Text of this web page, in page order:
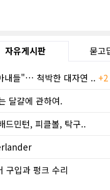
자유게시판 묻고
내들"… 척박한 대자연 .. +2
달걀에 관하여.
드민턴, 피클볼, 탁구..
구입과 펑크 수리